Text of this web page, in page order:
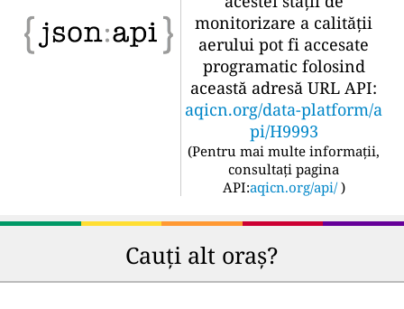
monitorizare a calității
aerului pot fi accesate
programatic folosind
această adresă URL API:
aqicn.org/data-platform/a
pi/H9993
(Pentru mai multe informații,
consultați pagina
API:aqicn.org/api/ )
Cauți alt oraș?